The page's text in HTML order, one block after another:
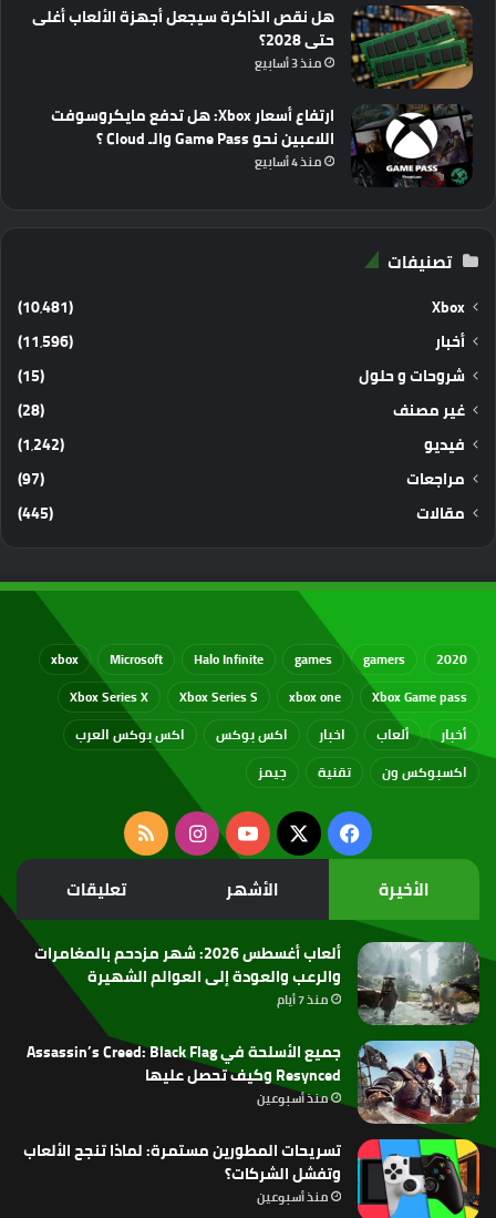
هل نقص الذاكرة سيجعل أجهزة الألعاب أغلى
حتى 2028؟
منذ 3 أسابيع
ارتفاع أسعار Xbox: هل تدفع مايكروسوفت
اللاعبين نحو Game Pass والـ Cloud ؟
منذ 4 أسابيع
تصنيفات
Xbox
(10٬481)
أخبار
(11٬596)
شروحات و حلول
(15)
غير مصنف
(28)
فيديو
(1٬242)
مراجعات
(97)
مقالات
(445)
2020
gamers
games
Halo Infinite
Microsoft
xbox
Xbox Game pass
xbox one
Xbox Series S
Xbox Series X
أخبار
ألعاب اخبار اكس بوكس
اكس بوكس العرب
اكسبوكس ون
تقنية جيمز
فيسبوك
‫X
‫YouTubeانستقرامملخص
الموقع
RSS
الأخيرة الأشهر تعليقات
ألعاب أغسطس 2026: شهر مزدحم بالمغامرات
والرعب والعودة إلى العوالم الشهيرة
منذ 7 أيام
جميع الأسلحة في Assassin’s Creed: Black Flag
Resynced وكيف تحصل عليها
منذ أسبوعين
تسريحات المطورين مستمرة: لماذا تنجح الألعاب
وتفشل الشركات؟
منذ أسبوعين